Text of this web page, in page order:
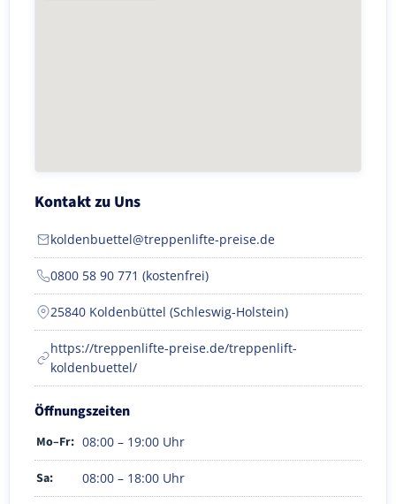
Kontakt zu Uns
koldenbuettel@treppenlifte-preise.de
0800 58 90 771 (kostenfrei)
25840 Koldenbüttel (Schleswig-Holstein)
https://treppenlifte-preise.de/treppenlift-
koldenbuettel/
Öffnungszeiten
Mo–Fr: 08:00 – 19:00 Uhr
Sa: 08:00 – 18:00 Uhr